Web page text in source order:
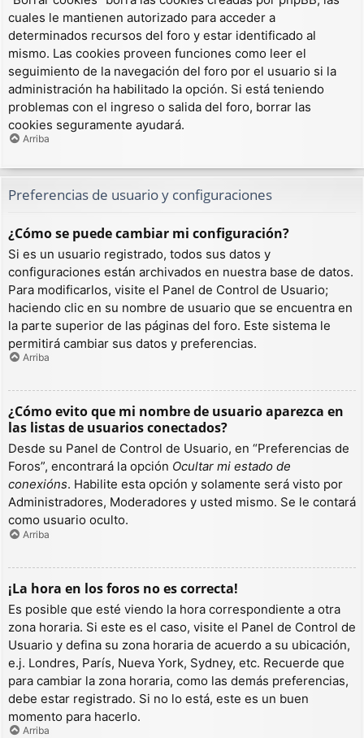
cuales le mantienen autorizado para acceder a
determinados recursos del foro y estar identificado al
mismo. Las cookies proveen funciones como leer el
seguimiento de la navegación del foro por el usuario si la
administración ha habilitado la opción. Si está teniendo
problemas con el ingreso o salida del foro, borrar las
cookies seguramente ayudará.
Arriba
Preferencias de usuario y configuraciones
¿Cómo se puede cambiar mi configuración?
Si es un usuario registrado, todos sus datos y
configuraciones están archivados en nuestra base de datos.
Para modificarlos, visite el Panel de Control de Usuario;
haciendo clic en su nombre de usuario que se encuentra en
la parte superior de las páginas del foro. Este sistema le
permitirá cambiar sus datos y preferencias.
Arriba
¿Cómo evito que mi nombre de usuario aparezca en
las listas de usuarios conectados?
Desde su Panel de Control de Usuario, en “Preferencias de
Foros”, encontrará la opción Ocultar mi estado de
conexións. Habilite esta opción y solamente será visto por
Administradores, Moderadores y usted mismo. Se le contará
como usuario oculto.
Arriba
¡La hora en los foros no es correcta!
Es posible que esté viendo la hora correspondiente a otra
zona horaria. Si este es el caso, visite el Panel de Control de
Usuario y defina su zona horaria de acuerdo a su ubicación,
e.j. Londres, París, Nueva York, Sydney, etc. Recuerde que
para cambiar la zona horaria, como las demás preferencias,
debe estar registrado. Si no lo está, este es un buen
momento para hacerlo.
Arriba